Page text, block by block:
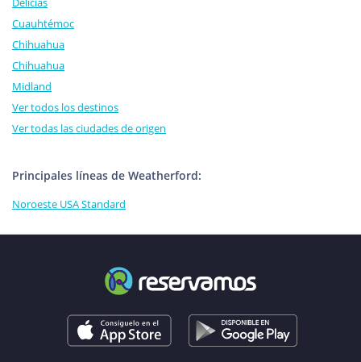
Cuauhtémoc
Chihuahua
Chihuahua
Midland
Ver todos los destinos
Ver todas las ciudades de origen
Principales líneas de Weatherford:
Noroeste USA Standard